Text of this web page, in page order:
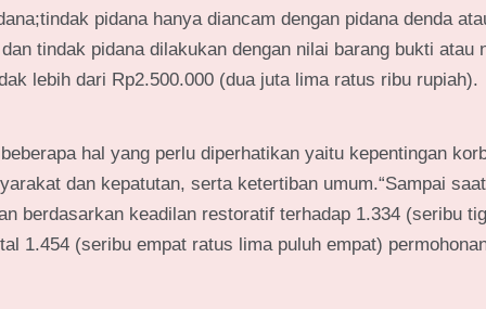
pidana hanya diancam dengan pidana denda
tindak pidana dilakukan dengan nilai barang bukti atau
lebih dari Rp2.500.000 (dua juta lima ratus ribu rupiah).
hal yang perlu diperhatikan yaitu kepentingan
dan kepatutan, serta ketertiban umum.“Sampai
berdasarkan keadilan restoratif terhadap 1.334 (seribu
1.454 (seribu empat ratus lima puluh empat)